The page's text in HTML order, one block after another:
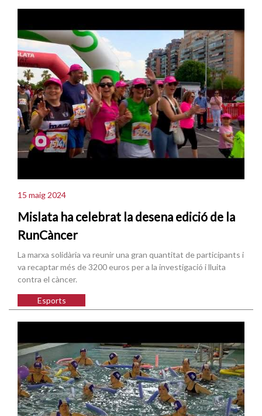
15 maig 2024
Mislata ha celebrat la desena edició de la
RunCàncer
La marxa solidària va reunir una gran quantitat de participants i
va recaptar més de 3200 euros per a la investigació i lluita
contra el càncer.
Esports